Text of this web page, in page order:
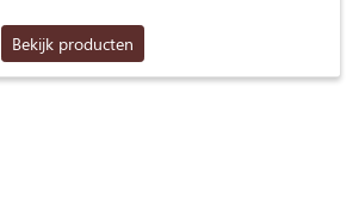
Bekijk producten